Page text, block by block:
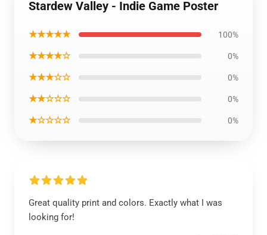
Stardew Valley - Indie Game Poster
★★★★★ 100%
★★★★☆ 0%
★★★☆☆ 0%
★★☆☆☆ 0%
★☆☆☆☆ 0%
Great quality print and colors. Exactly what I was
looking for!